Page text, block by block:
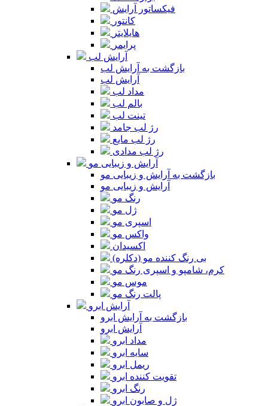
فیکساتور آرایش
کانتور
هایلایتر
پرایمر
آرایش لب
بازگشت به آرایش لب
آرایش لب
مداد لب
بالم لب
تینت لب
رژ لب جامد
رژ لب مایع
رژ لب مدادی
آرایش و زیبایی مو
بازگشت به آرایش و زیبایی مو
آرایش و زیبایی مو
رنگ مو
ژل مو
اسپری مو
واکس مو
اکسیدان
بی رنگ کننده مو (دکلره)
کرم، شامپو و اسپری رنگ مو
موس مو
پالت رنگ مو
آرایش ابرو
بازگشت به آرایش ابرو
آرایش ابرو
مداد ابرو
سایه ابرو
ریمل ابرو
تقویت کننده ابرو
رنگ ابرو
ژل و صابون ابرو